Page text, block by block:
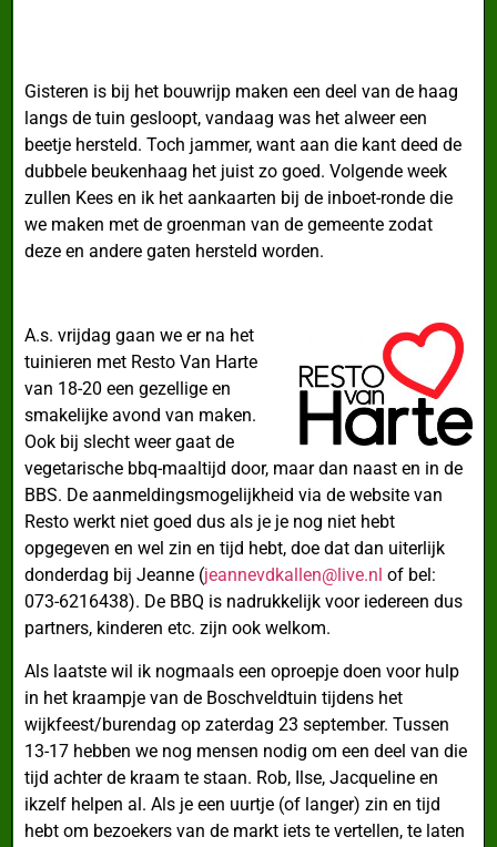
Gisteren is bij het bouwrijp maken een deel van de haag
langs de tuin gesloopt, vandaag was het alweer een
beetje hersteld. Toch jammer, want aan die kant deed de
dubbele beukenhaag het juist zo goed. Volgende week
zullen Kees en ik het aankaarten bij de inboet-ronde die
we maken met de groenman van de gemeente zodat
deze en andere gaten hersteld worden.
A.s. vrijdag gaan we er na het
tuinieren met Resto Van Harte
van 18-20 een gezellige en
smakelijke avond van maken.
Ook bij slecht weer gaat de
vegetarische bbq-maaltijd door, maar dan naast en in de
BBS. De aanmeldingsmogelijkheid via de website van
Resto werkt niet goed dus als je je nog niet hebt
opgegeven en wel zin en tijd hebt, doe dat dan uiterlijk
donderdag bij Jeanne (jeannevdkallen@live.nl of bel:
073-6216438). De BBQ is nadrukkelijk voor iedereen dus
partners, kinderen etc. zijn ook welkom.
Als laatste wil ik nogmaals een oproepje doen voor hulp
in het kraampje van de Boschveldtuin tijdens het
wijkfeest/burendag op zaterdag 23 september. Tussen
13-17 hebben we nog mensen nodig om een deel van die
tijd achter de kraam te staan. Rob, Ilse, Jacqueline en
ikzelf helpen al. Als je een uurtje (of langer) zin en tijd
hebt om bezoekers van de markt iets te vertellen, te laten